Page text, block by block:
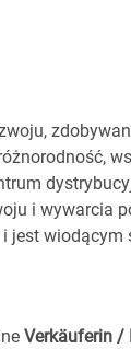
i wywarcia
jest
Verkäuferin /